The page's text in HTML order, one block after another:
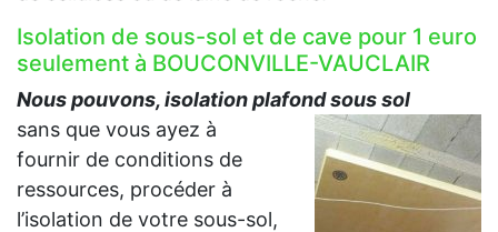
Isolation de sous-sol et de cave pour 1 euro
seulement à BOUCONVILLE-VAUCLAIR
Nous pouvons, isolation plafond sous sol
sans que vous ayez à
fournir de conditions de
ressources, procéder à
l’isolation de votre sous-sol,